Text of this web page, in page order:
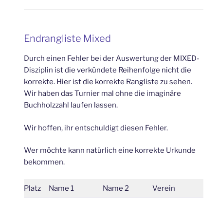
Endrangliste Mixed
Durch einen Fehler bei der Auswertung der MIXED-
Disziplin ist die verkündete Reihenfolge nicht die
korrekte. Hier ist die korrekte Rangliste zu sehen.
Wir haben das Turnier mal ohne die imaginäre
Buchholzzahl laufen lassen.
Wir hoffen, ihr entschuldigt diesen Fehler.
Wer möchte kann natürlich eine korrekte Urkunde
bekommen.
Platz Name 1 Name 2 Verein